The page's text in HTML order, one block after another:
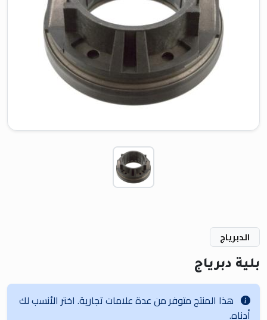
الدبرياج
بلية دبرياج
هذا المنتج متوفر من عدة علامات تجارية. اختر الأنسب لك
أدناه.